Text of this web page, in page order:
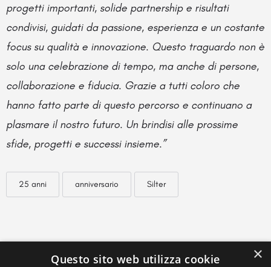
progetti importanti, solide partnership e risultati
condivisi, guidati da passione, esperienza e un costante
focus su qualità e innovazione. Questo traguardo non è
solo una celebrazione di tempo, ma anche di persone,
collaborazione e fiducia. Grazie a tutti coloro che
hanno fatto parte di questo percorso e continuano a
plasmare il nostro futuro. Un brindisi alle prossime
sfide, progetti e successi insieme.”
25 anni anniversario Silter
×
Questo sito web utilizza cookie